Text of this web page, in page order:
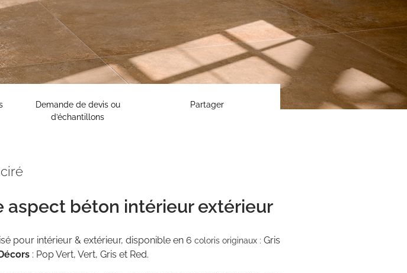
Demande de devis ou
d’échantillons
Partager
aspect béton intérieur extérieur
pour intérieur & extérieur, disponible en 6 coloris originaux :Gris
: Pop Vert, Vert, Gris et Red.